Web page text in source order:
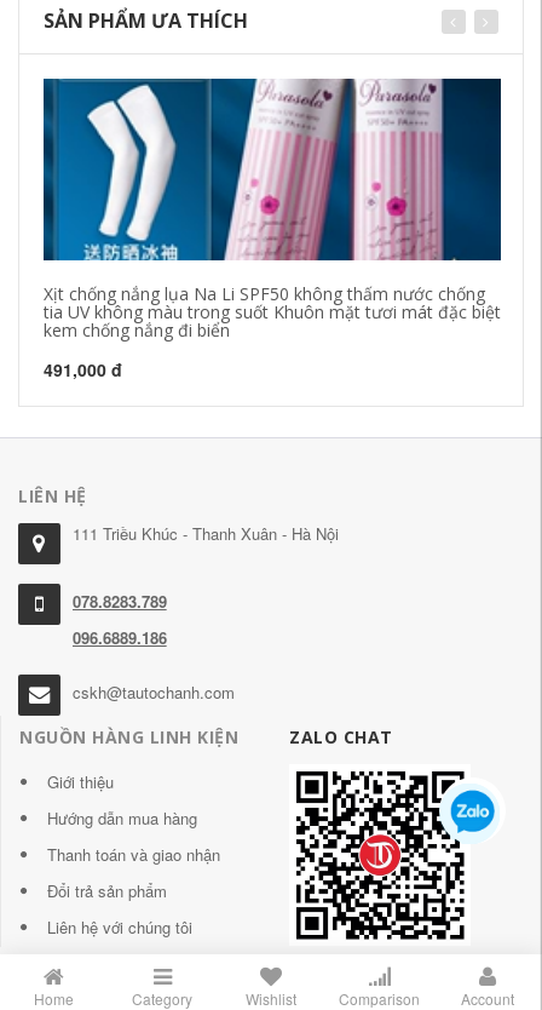
SẢN PHẨM ƯA THÍCH
Xịt chống nắng lụa Na Li SPF50 không thấm nước chống
tia UV không màu trong suốt Khuôn mặt tươi mát đặc biệt
kem chống nắng đi biển
491,000 đ
LIÊN HỆ
111 Triều Khúc - Thanh Xuân - Hà Nội
078.8283.789
096.6889.186
cskh@tautochanh.com
NGUỒN HÀNG LINH KIỆN
Giới thiệu
Hướng dẫn mua hàng
Thanh toán và giao nhận
Đổi trả sản phẩm
Liên hệ với chúng tôi
ZALO CHAT
Home Category Wishlist Comparison Account